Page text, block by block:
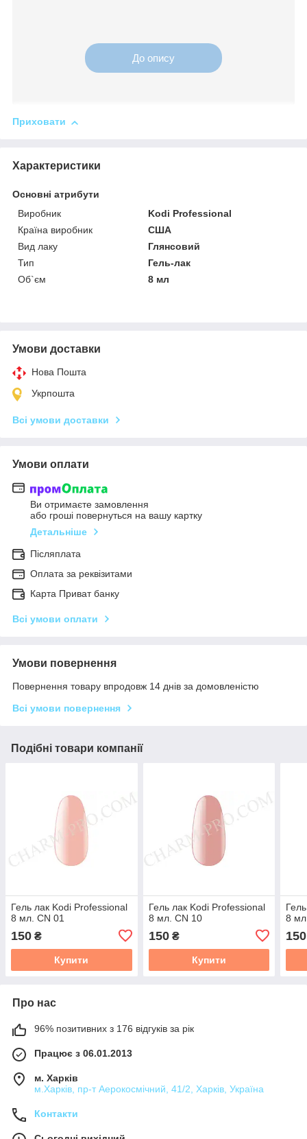
До опису
Приховати
Характеристики
Основні атрибути
Виробник
Kodi Professional
Країна виробник
США
Вид лаку
Глянсовий
Тип
Гель-лак
Об`єм
8 мл
Умови доставки
Нова Пошта
Укрпошта
Всі умови доставки
Умови оплати
Ви отримаєте замовлення
або гроші повернуться на вашу картку
Детальніше
Післяплата
Оплата за реквізитами
Карта Приват банку
Всі умови оплати
Умови повернення
Повернення товару впродовж 14 днів за домовленістю
Всі умови повернення
Подібні товари компанії
Гель лак Kodi Professional
8 мл. CN 01
150 ₴
Купити
Гель лак Kodi Professional
8 мл. CN 10
150₴
Купити
8
150
Про нас
96% позитивних з 176 відгуків за рік
Працює з 06.01.2013
м. Харків
м.Харків, пр-т Аерокосмічний, 41/2, Харків, Україна
Контакти